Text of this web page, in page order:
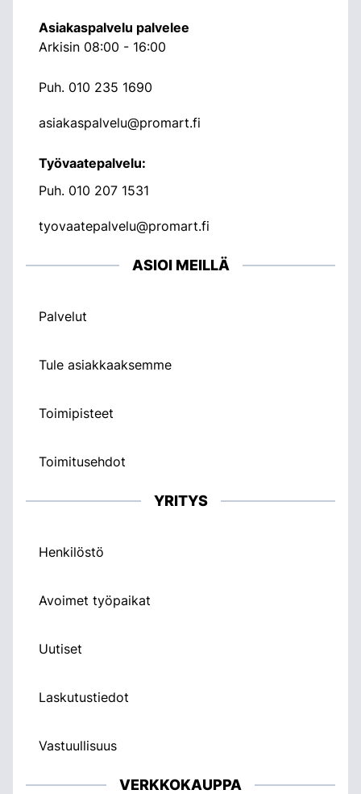
Asiakaspalvelu palvelee
Arkisin 08:00 - 16:00
Puh. 010 235 1690
asiakaspalvelu@promart.fi
Työvaatepalvelu:
Puh. 010 207 1531
tyovaatepalvelu@promart.fi
ASIOI MEILLÄ
Palvelut
Tule asiakkaaksemme
Toimipisteet
Toimitusehdot
YRITYS
Henkilöstö
Avoimet työpaikat
Uutiset
Laskutustiedot
Vastuullisuus
VERKKOKAUPPA